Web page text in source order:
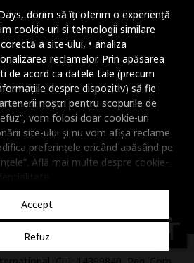
dorim să îți oferim o experiență
cookie-uri si tehnologii similare
a site-ului, • analiza
reclamelor. Prin apăsarea
de acord ca datele tale (precum
despre dispozitiv) să fie
noștri pentru scopurile de
vom folosi doar cookie-uri
site-ului și nu vom afișa reclame
preferințele oricând apăsând pe
Află mai multe despre cookie-
Accept
Refuz accessibility
Micsoreaza
Mareste spatierea
Micsoreaza
Mareste inaltimea
Micsoreaza
Inverseaza culorile
Nuante de gri
Cursor mare
Subliniaza link-urile